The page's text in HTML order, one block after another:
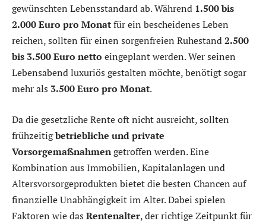
gewünschten Lebensstandard ab. Während 1.500 bis
2.000 Euro pro Monatfür ein bescheidenes Leben
reichen, sollten für einen sorgenfreien Ruhestand2.500
bis 3.500 Euro netto eingeplant werden. Wer seinen
Lebensabend luxuriös gestalten möchte, benötigt sogar
mehr als 3.500 Euro pro Monat.
Da die gesetzliche Rente oft nicht ausreicht, sollten
frühzeitigbetriebliche und private
Vorsorgemaßnahmengetroffen werden. Eine
Kombination aus Immobilien, Kapitalanlagen und
Altersvorsorgeprodukten bietet die besten Chancen auf
finanzielle Unabhängigkeit im Alter. Dabei spielen
Faktoren wie das Rentenalter, der richtige Zeitpunkt für